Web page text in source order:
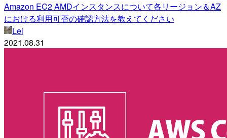
Amazon EC2 AMDインスタンスについて各リージョン＆AZ
における利用可否の確認方法を教えてください
Lei
2021.08.31